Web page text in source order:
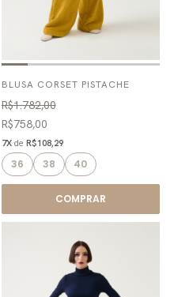
BLUSA CORSET PISTACHE
R$1.782,00
R$758,00
7X de R$108,29
36 38 40
COMPRAR